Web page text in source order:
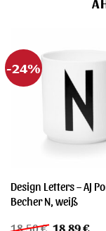
-24%
Design Letters – AJ
Becher N, weiß
18,50€ 18,89€